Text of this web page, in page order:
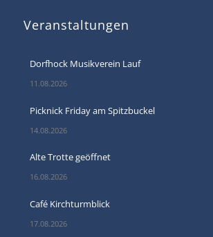
Veranstaltungen
Dorfhock Musikverein Lauf
11.08.2026
Picknick Friday am Spitzbuckel
14.08.2026
Alte Trotte geöffnet
16.08.2026
Café Kirchturmblick
17.08.2026